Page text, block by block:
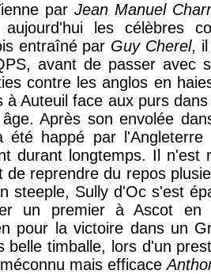
par Jean Manuel
les célèbres
entraîné par Guy Cherel, il
avant de passer avec
contre les anglos en
à Auteuil face aux purs
Après son envolée
été happé par
durant longtemps. Il n'est
de reprendre du repos
steeple, Sully d'Oc s'est
un premier à Ascot en
pour la victoire dans un
belle timballe, lors d'un
mais efficace